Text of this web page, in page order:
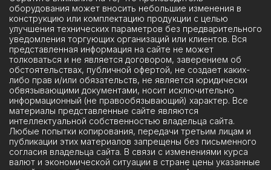
оборудования может вносить небольшие изменения в
конструкцию или комплектацию продукции с целью
улучшения технических параметров без предварительного
уведомления торгующих организаций или клиентов. Вся
представленная информация на сайте не может
толковаться и не является договором, заверением об
обстоятельствах, публичной офертой, не создает каких-
либо прав и/или обязательств, не является юридически
обвязывающими документами, носит исключительно
информационный (не правообязывающий) характер. Все
материалы представленные сайте являются
интеллектуальной собственностью владельца сайта.
Любые попытки копирования, передачи третьим лицам и
публикации этих материалов запрещены без письменного
согласия владельца сайта. В связи с изменениями курса
валют и экономической ситуации в стране цены указанные